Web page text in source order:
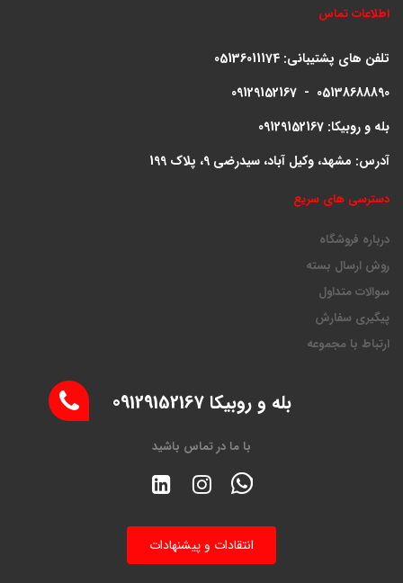
اطلاعات تماس
تلفن های پشتیبانی: 05136011174
09129152167 - 05138688890
بله و روبیکا: 09129152167
آدرس: مشهد، وکیل آباد، سیدرضی 9، پلاک 199
دسترسی های سریع
درباره فروشگاه
روش ارسال بسته
سوالات متداول
پیگیری سفارش
ارتباط با مجموعه
بله و روبیکا 09129152167
با ما در تماس باشید
انتقادات و پیشنهادات